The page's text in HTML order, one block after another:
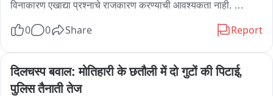
विनाकारण एखाद्या प्रश्नाचे राजकारण करण्याची आवश्यकता नाही.
0 0 Share Report
दिलचस्प बवाल: मोतिहारी के छतौली में दो गुटों की पिटाई,
पुलिस तैनाती तेज